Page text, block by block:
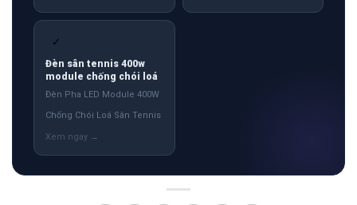
✓
Đèn sân tennis 400w
module chống chói loá
Đèn Pha LED Module 400W
Chống Chói Loá Sân Tennis